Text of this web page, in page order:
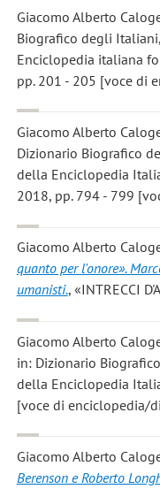
Giacomo Alberto
Biografico degli
Enciclopedia italiana
pp. 201 - 205 [voce di
Giacomo Alberto
Dizionario Biografico
della Enciclopedia
2018, pp. 794 - 799
Giacomo Alberto
quanto per l'onore».
umanisti., «INTRECCI
Giacomo Alberto
in: Dizionario
della Enciclopedia
[voce di enciclopedia/
Giacomo Alberto
Berenson e Roberto